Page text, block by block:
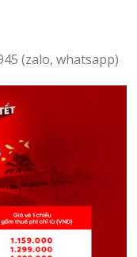
(zalo, whatsapp)